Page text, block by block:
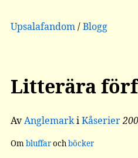
Upsalafandom/Blogg
Litterära
AvAnglemarkiKåserier
Ombluffarochböcker